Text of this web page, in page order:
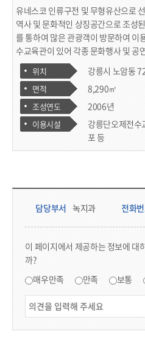
유네스코 인류구전 및 무형유산으로
역사 및 문화적인 상징공간으로 조성
를 통하여 많은 관광객이 방문하여 이
수교육관이 있어 각종 문화행사 및 공
위치 강릉시 노암동
면적 8,290㎡
조성연도 2006년
이용시설
강릉단오제전수
포 등
담당부서 녹지과 전화
이 페이지에서 제공하는 정보에 대
까?
매우만족 만족 보통